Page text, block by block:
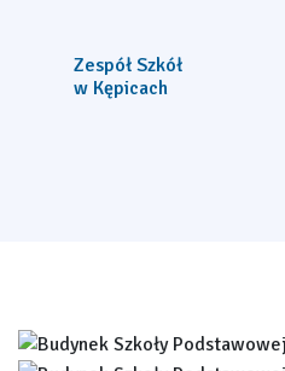
Zespół Szkół
w Kępicach